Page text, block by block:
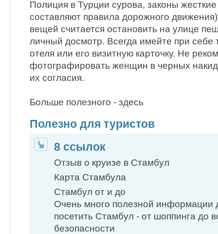
Полиция в Турции сурова, законы
составляют правила дорожного
вещей считается остановить на улице
личный досмотр. Всегда имейте при себе
отеля или его визитную карточку. Не
фотографировать женщин в черных
их согласия.
Больше полезного - здесь
Полезно для туристов
8 ссылок
Отзыв о круизе в Стамбул
Карта Стамбула
Стамбул от и до
Очень много полезной
посетить Стамбул - от шоппинга до
безопасности